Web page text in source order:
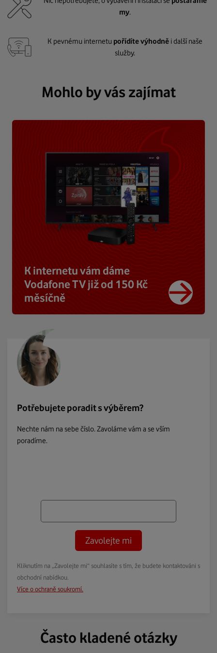
my.
K pevnému internetu pořídíte výhodně i další naše
služby.
Mohlo by vás zajímat
K internetu vám dáme
Vodafone TV již od 150 Kč
měsíčně
Potřebujete poradit s výběrem?
Nechte nám na sebe číslo. Zavoláme vám a se vším
poradíme.
Zavolejte mi
Kliknutím na „Zavolejte mi“ souhlasíte s tím, že budete kontaktováni s
obchodní nabídkou.
Více o ochraně soukromí.
Často kladené otázky